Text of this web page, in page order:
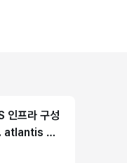
프라 구성
atlantis 구